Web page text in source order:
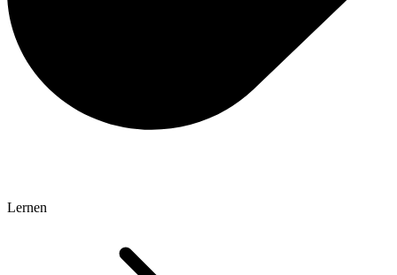
Lernen